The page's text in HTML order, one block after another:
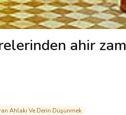
ahir
Ahlakı Ve Derin Düşünmek